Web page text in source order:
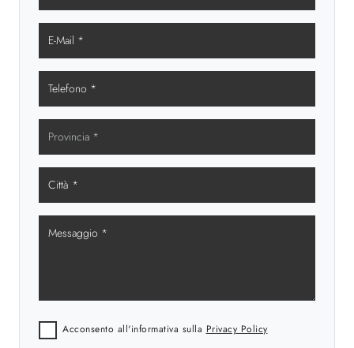
Acconsento all'informativa sulla Privacy Policy